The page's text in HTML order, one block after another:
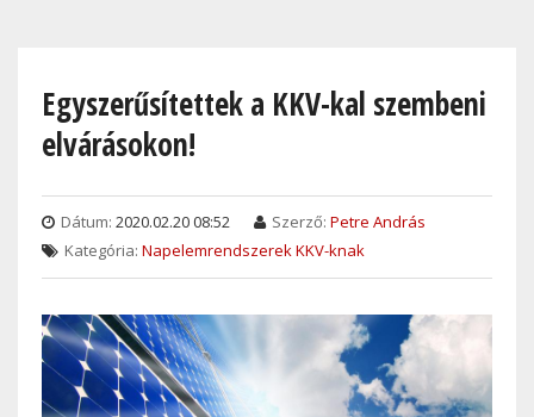
contentEgyszerűsítettek a KKV-kal szembeni
elvárásokon!
Dátum: 2020.02.20 08:52 Szerző: Petre András
Kategória: Napelemrendszerek KKV-knak